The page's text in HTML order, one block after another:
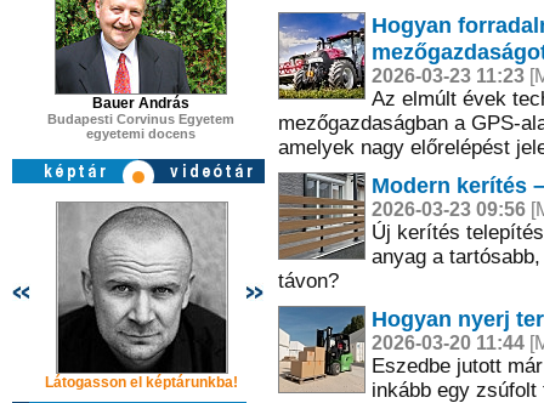
Bauer András
Budapesti Corvinus Egyetem
egyetemi docens
Látogasson el képtárunkba! Látogasson el képtárunkba! Látogasson
Hogyan
2026-03-23 11:23
Az elmúlt évek
mezőgazdaságban a GPS-
amelyek nagy előrelépést
Modern kerítés
2026-03-23 09:56
Új kerítés
anyag a
távon?
Hogyan nyerj
2026-03-20 11:44
Eszedbe jutott
inkább egy